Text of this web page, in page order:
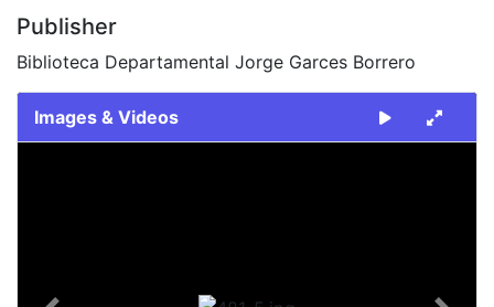
Publisher
Biblioteca Departamental Jorge Garces Borrero
Images & Videos